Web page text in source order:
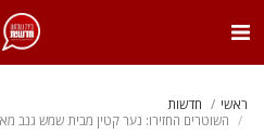
ראשי
חדשות
השוטרים החזירו: נער קטין מבית שמש